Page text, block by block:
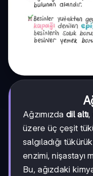
Ağzımızda dil altı,
üzere üç çeşit
salgıladığı
enzimi, nişastayı
Bu, ağızdaki